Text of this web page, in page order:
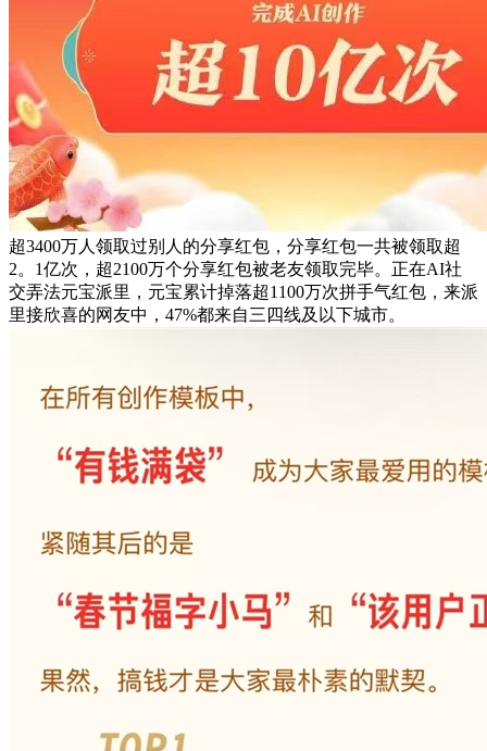
超3400万人领取过别人的分享红包，分享红包一共被领取超
2。1亿次，超2100万个分享红包被老友领取完毕。正在AI社
交弄法元宝派里，元宝累计掉落超1100万次拼手气红包，来派
里接欣喜的网友中，47%都来自三四线及以下城市。